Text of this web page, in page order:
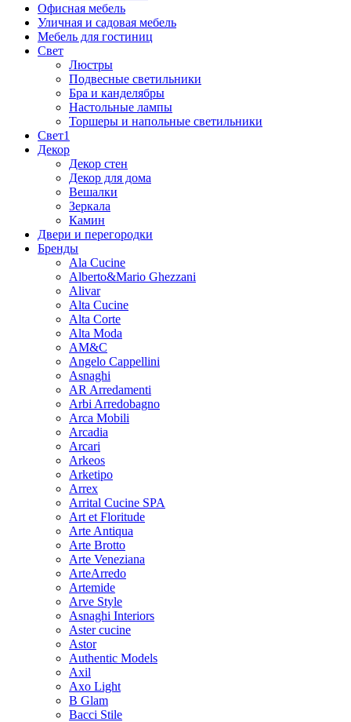
Офисная мебель
Уличная и садовая мебель
Мебель для гостиниц
Свет
Люстры
Подвесные светильники
Бра и канделябры
Настольные лампы
Торшеры и напольные светильники
Свет1
Декор
Декор стен
Декор для дома
Вешалки
Зеркала
Камин
Двери и перегородки
Бренды
Ala Cucine
Alberto&Mario Ghezzani
Alivar
Alta Cucine
Alta Corte
Alta Moda
AM&C
Angelo Cappellini
Asnaghi
AR Arredamenti
Arbi Arredobagno
Arca Mobili
Arcadia
Arcari
Arkeos
Arketipo
Arrex
Arrital Cucine SPA
Art et Floritude
Arte Antiqua
Arte Brotto
Arte Veneziana
ArteArredo
Artemide
Arve Style
Asnaghi Interiors
Aster cucine
Astor
Authentic Models
Axil
Axo Light
B Glam
Bacci Stile